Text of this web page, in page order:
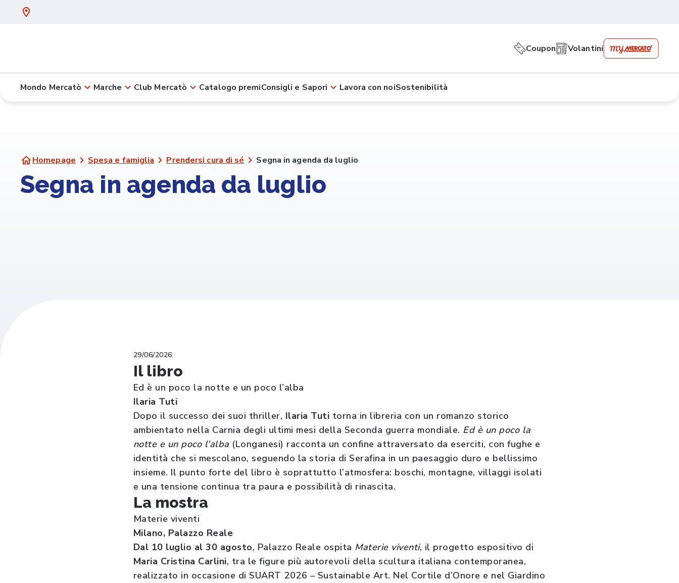
Coupon Volantini
Mondo Mercatò Marche Club Mercatò Catalogo premiConsigli e Sapori Lavora con noiSostenibilità
Homepage Spesa e famiglia Prendersi cura di sé Segna in agenda da luglio
Segna in agenda da luglio
29/06/2026
Il libro
Ed è un poco la notte e un poco l’alba
Ilaria Tuti
Dopo il successo dei suoi thriller, Ilaria Tuti torna in libreria con un romanzo storico
ambientato nella Carnia degli ultimi mesi della Seconda guerra mondiale. Ed è un poco la
notte e un poco l’alba (Longanesi) racconta un confine attraversato da eserciti, con fughe e
identità che si mescolano, seguendo la storia di Serafina in un paesaggio duro e bellissimo
insieme. Il punto forte del libro è soprattutto l’atmosfera: boschi, montagne, villaggi isolati
e una tensione continua tra paura e possibilità di rinascita.
La mostra
Materie viventi
Milano, Palazzo Reale
Dal 10 luglio al 30 agosto, Palazzo Reale ospita Materie viventi, il progetto espositivo di
Maria Cristina Carlini, tra le figure più autorevoli della scultura italiana contemporanea,
realizzato in occasione di SUART 2026 – Sustainable Art. Nel Cortile d’Onore e nel Giardino